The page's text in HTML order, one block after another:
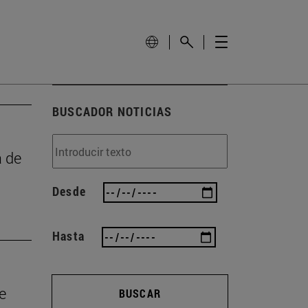
de
BUSCADOR NOTICIAS
Desde
Hasta
BUSCAR